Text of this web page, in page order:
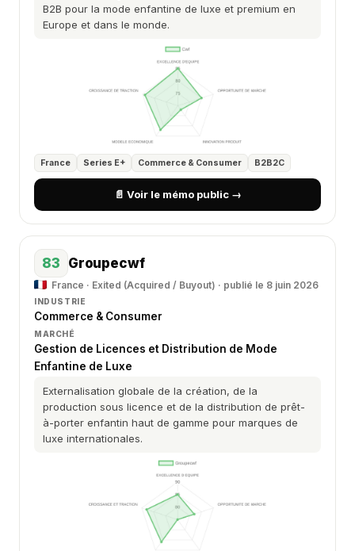
B2B pour la mode enfantine de luxe et premium en
Europe et dans le monde.
France Series E+ Commerce & Consumer B2B2C
📄 Voir le mémo public →
83 Groupecwf
France · Exited (Acquired / Buyout) · publié le 8 juin 2026
INDUSTRIE
Commerce & Consumer
MARCHÉ
Gestion de Licences et Distribution de Mode
Enfantine de Luxe
Externalisation globale de la création, de la
production sous licence et de la distribution de prêt-
à-porter enfantin haut de gamme pour marques de
luxe internationales.